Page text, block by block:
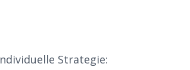
Strategie: